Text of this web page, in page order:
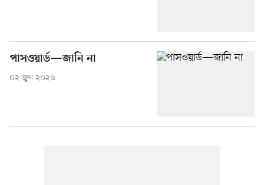
পাসওয়ার্ড—জানি না
০২ জুন ২০২৬